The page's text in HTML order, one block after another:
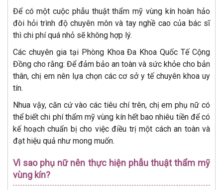
Để có một cuộc phẫu thuật thẩm mỹ vùng kín hoàn hảo
đòi hỏi trình độ chuyên môn và tay nghề cao của bác sĩ
thì chi phí quá nhỏ sẽ không hợp lý.
Các chuyên gia tại Phòng Khoa Đa Khoa Quốc Tế Cộng
Đồng cho rằng: Để đảm bảo an toàn và sức khỏe cho bản
thân, chị em nên lựa chọn các cơ sở y tế chuyên khoa uy
tín.
Nhua vậy, căn cứ vào các tiêu chí trên, chị em phụ nữ có
thể biết chi phí thẩm mỹ vùng kín hết bao nhiêu tiền để có
kế hoạch chuẩn bị cho việc điều trị một cách an toàn và
đạt hiệu quả như mong muốn.
Vì sao phụ nữ nên thực hiện phẫu thuật thẩm mỹ
vùng kín?